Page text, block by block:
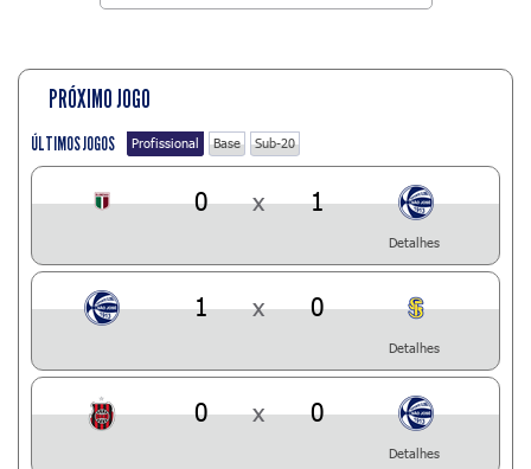
PRÓXIMO JOGO
ÚLTIMOS JOGOS Profissional Base Sub-20
0 x 1
Detalhes
1 x 0
Detalhes
0 x 0
Detalhes